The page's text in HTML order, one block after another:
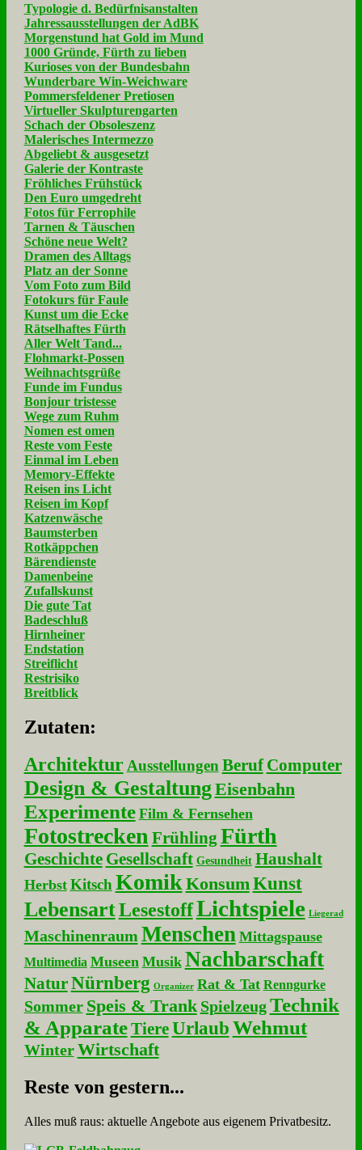
Typologie d. Bedürfnisanstalten
Jahressausstellungen der AdBK
Morgenstund hat Gold im Mund
1000 Gründe, Fürth zu lieben
Kurioses von der Bundesbahn
Wunderbare Win-Weichware
Pommersfeldener Pretiosen
Virtueller Skulpturengarten
Schach der Obsoleszenz
Malerisches Intermezzo
Abgeliebt & ausgesetzt
Galerie der Kontraste
Fröhliches Frühstück
Den Euro umgedreht
Fotos für Ferrophile
Tarnen & Täuschen
Schöne neue Welt?
Dramen des Alltags
Platz an der Sonne
Vom Foto zum Bild
Fotokurs für Faule
Kunst um die Ecke
Rätselhaftes Fürth
Aller Welt Tand...
Flohmarkt-Possen
Weihnachtsgrüße
Funde im Fundus
Bonjour tristesse
Wege zum Ruhm
Nomen est omen
Reste vom Feste
Einmal im Leben
Memory-Effekte
Reisen ins Licht
Reisen im Kopf
Katzenwäsche
Baumsterben
Rotkäppchen
Bärendienste
Damenbeine
Zufallskunst
Die gute Tat
Badeschluß
Hirnheiner
Endstation
Streiflicht
Restrisiko
Breitblick
Zu­ta­ten:
Architektur Ausstellungen Beruf Computer
Design & GestaltungEisenbahn
Experimente Film & Fernsehen
Fotostrecken Frühling Fürth
Geschichte Gesellschaft Gesundheit Haushalt
Herbst Kitsch KomikKonsumKunst
LebensartLesestoffLichtspiele Liegerad
Maschinenraum Menschen Mittagspause
Multimedia Museen Musik Nachbarschaft
NaturNürnberg Organizer Rat & Tat Renngurke
Sommer Speis & Trank Spielzeug Technik
& Apparate Tiere UrlaubWehmut
Winter Wirtschaft
Re­ste von ge­stern...
Alles muß raus: aktuelle An­ge­bo­te aus eigenem Privatbesitz.